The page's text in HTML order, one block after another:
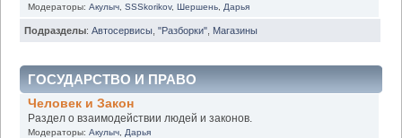
Модераторы: Акулыч, SSSkorikov, Шершень, Дарья
Подразделы: Автосервисы "Разборки" Магазины
ГОСУДАРСТВО И ПРАВО
Человек и Закон
Раздел о взаимодействии людей и законов.
Модераторы: Акулыч, Дарья